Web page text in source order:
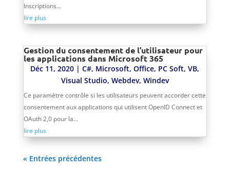
Inscriptions...
lire plus
Gestion du consentement de l’utilisateur pour
les applications dans Microsoft 365
Déc 11, 2020 |C#, Microsoft,Office, PC Soft,VB,
Visual Studio, Webdev, Windev
Ce paramètre contrôle si les utilisateurs peuvent accorder cette
consentement aux applications qui utilisent OpenID Connect et
OAuth 2,0 pour la...
lire plus
« Entrées précédentes